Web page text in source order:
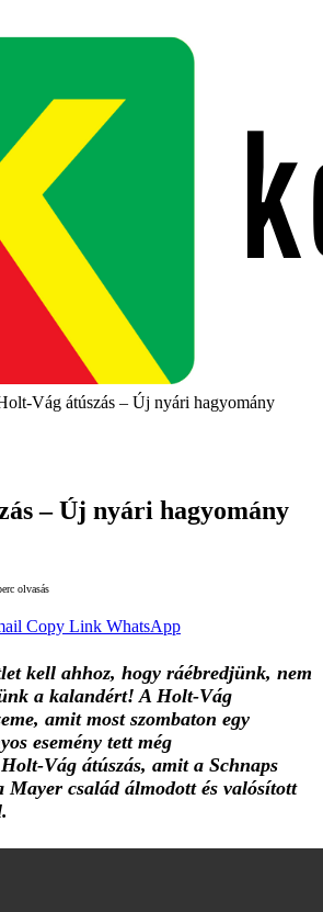
Vág átúszás – Új nyári hagyomány
– Új nyári hagyomány
olvasás
Copy Link WhatsApp
kell ahhoz, hogy ráébredjünk, nem
a kalandért! A Holt-Vág
amit most szombaton egy
esemény tett még
Vág átúszás, amit a Schnaps
család álmodott és valósított